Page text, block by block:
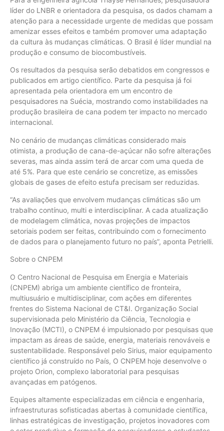
líder do LNBR e orientadora da pesquisa, os dados chamam a
atenção para a necessidade urgente de medidas que possam
amenizar esses efeitos e também promover uma adaptação
da cultura às mudanças climáticas. O Brasil é líder mundial na
produção e consumo de biocombustíveis.
Os resultados da pesquisa serão debatidos em congressos e
publicados em artigo científico. Parte da pesquisa já foi
apresentada pela orientadora em um encontro de
pesquisadores na Suécia, mostrando como instabilidades na
produção brasileira de cana podem ter impacto no mercado
internacional.
No cenário de mudanças climáticas considerado mais
otimista, a produção de cana-de-açúcar não sofre alterações
severas, mas ainda assim terá de arcar com uma queda de
até 5%. Para que este cenário se concretize, as emissões
globais de gases de efeito estufa precisam ser reduzidas.
“As avaliações que envolvem mudanças climáticas são um
trabalho contínuo, multi e interdisciplinar. A cada atualização
de modelagem climática, novas projeções de impactos
setoriais podem ser feitas, contribuindo com o fornecimento
de dados para o planejamento futuro no país”, aponta Petrielli.
Sobre o CNPEM
O Centro Nacional de Pesquisa em Energia e Materiais
(CNPEM) abriga um ambiente científico de fronteira,
multiusuário e multidisciplinar, com ações em diferentes
frentes do Sistema Nacional de CT&I. Organização Social
supervisionada pelo Ministério da Ciência, Tecnologia e
Inovação (MCTI), o CNPEM é impulsionado por pesquisas que
impactam as áreas de saúde, energia, materiais renováveis e
sustentabilidade. Responsável pelo Sirius, maior equipamento
científico já construído no País, O CNPEM hoje desenvolve o
projeto Orion, complexo laboratorial para pesquisas
avançadas em patógenos.
Equipes altamente especializadas em ciência e engenharia,
infraestruturas sofisticadas abertas à comunidade científica,
linhas estratégicas de investigação, projetos inovadores com